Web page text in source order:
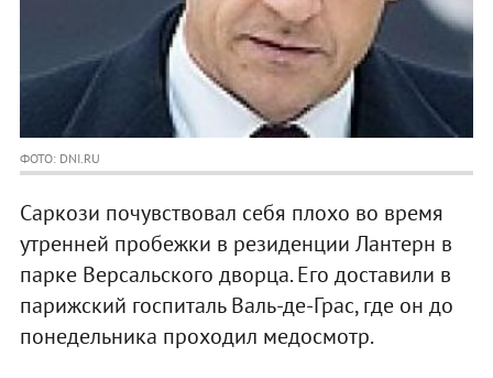
ФОТО: DNI.RU
Саркози почувствовал себя плохо во время
утренней пробежки в резиденции Лантерн в
парке Версальского дворца. Его доставили в
парижский госпиталь Валь-де-Грас, где он до
понедельника проходил медосмотр.